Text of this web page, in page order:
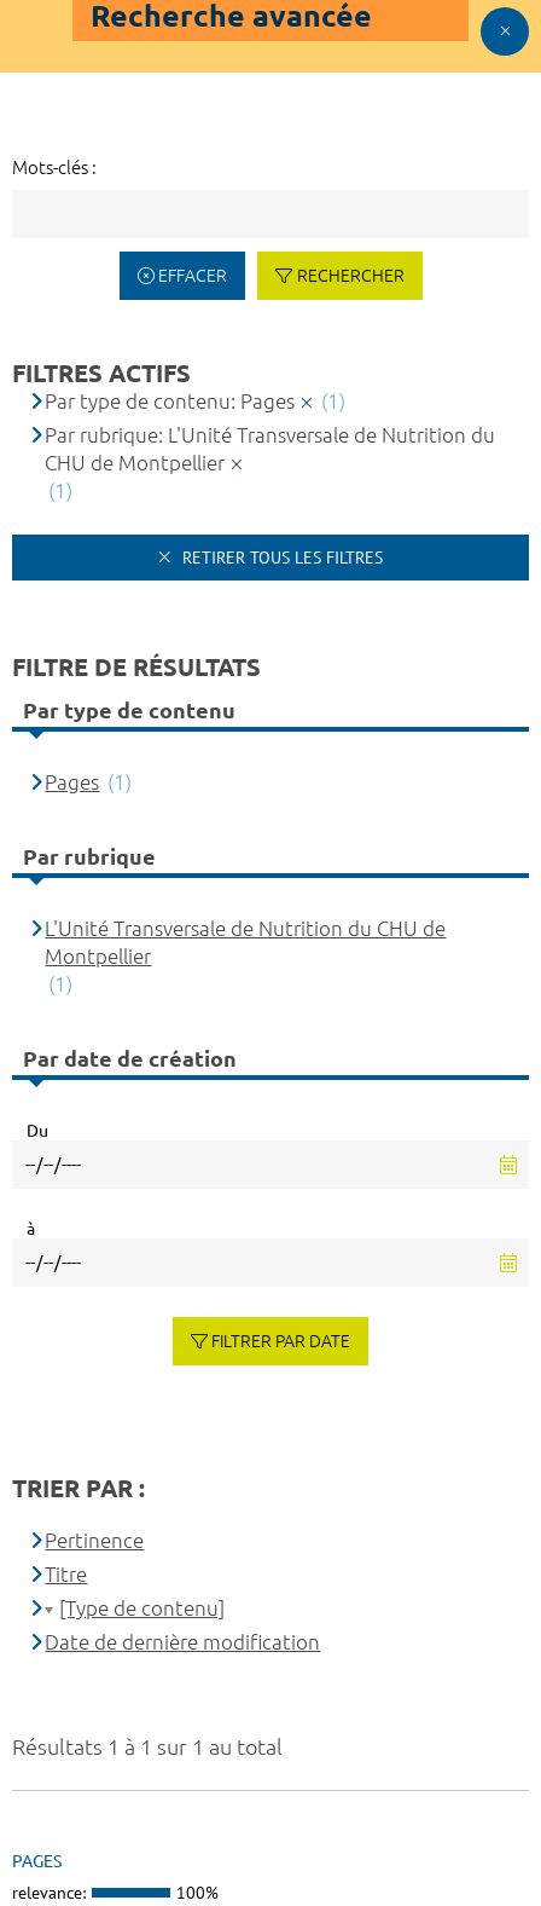
Recherche avancée
Mots-clés :
EFFACER RECHERCHER
Résultats 1 à 1 sur 1 au total
PAGES
relevance: 100%
FILTRES ACTIFS
Par type de contenu: Pages
(1)
Par rubrique: L'Unité Transversale de Nutrition du
CHU de Montpellier
(1)
RETIRER TOUS LES FILTRES
FILTRE DE RÉSULTATS
Par type de contenu
Pages (1)
Par rubrique
L'Unité Transversale de Nutrition du CHU de
Montpellier
(1)
Par date de création
Du
à
FILTRER PAR DATE
TRIER PAR :
Pertinence
Titre
[Type de contenu]
Date de dernière modification